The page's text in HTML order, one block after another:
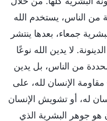
من الناس، يستخدم الله
جمعاء، بعدها ينتشر
لا يدين الله نوعًا
من الناس، بل يدين
الإنسان لله، على
له، أو تشويش الإنسان
هو جوهر البشرية الذي